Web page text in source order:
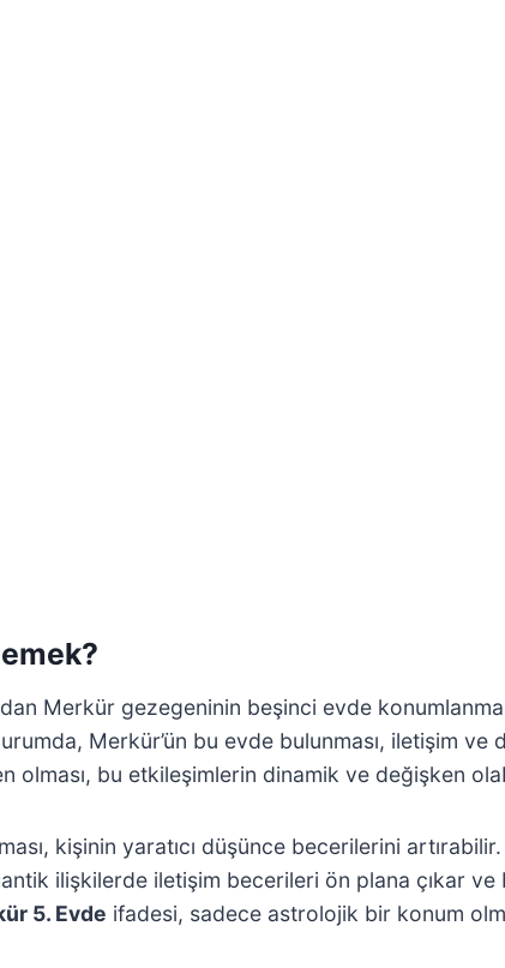
Merkür gezegeninin beşinci evde
Merkür’ün bu evde bulunması, iletişim
olması, bu etkileşimlerin dinamik ve değişken
kişinin yaratıcı düşünce becerilerini
ilişkilerde iletişim becerileri ön plana çıkar
5. Evde ifadesi, sadece astrolojik bir konum